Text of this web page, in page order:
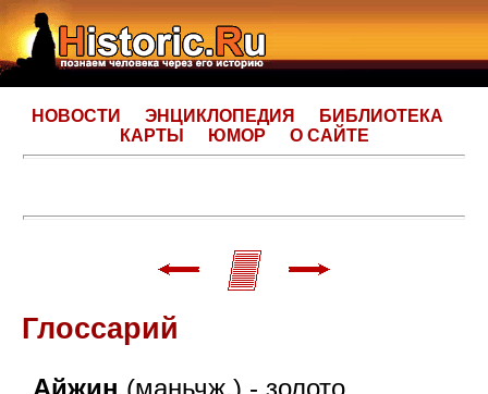
НОВОСТИ ЭНЦИКЛОПЕДИЯ
БИБЛИОТЕКА
КАРТЫ
ЮМОР О САЙТЕ
Глоссарий
Айжин (маньчж.) - золото